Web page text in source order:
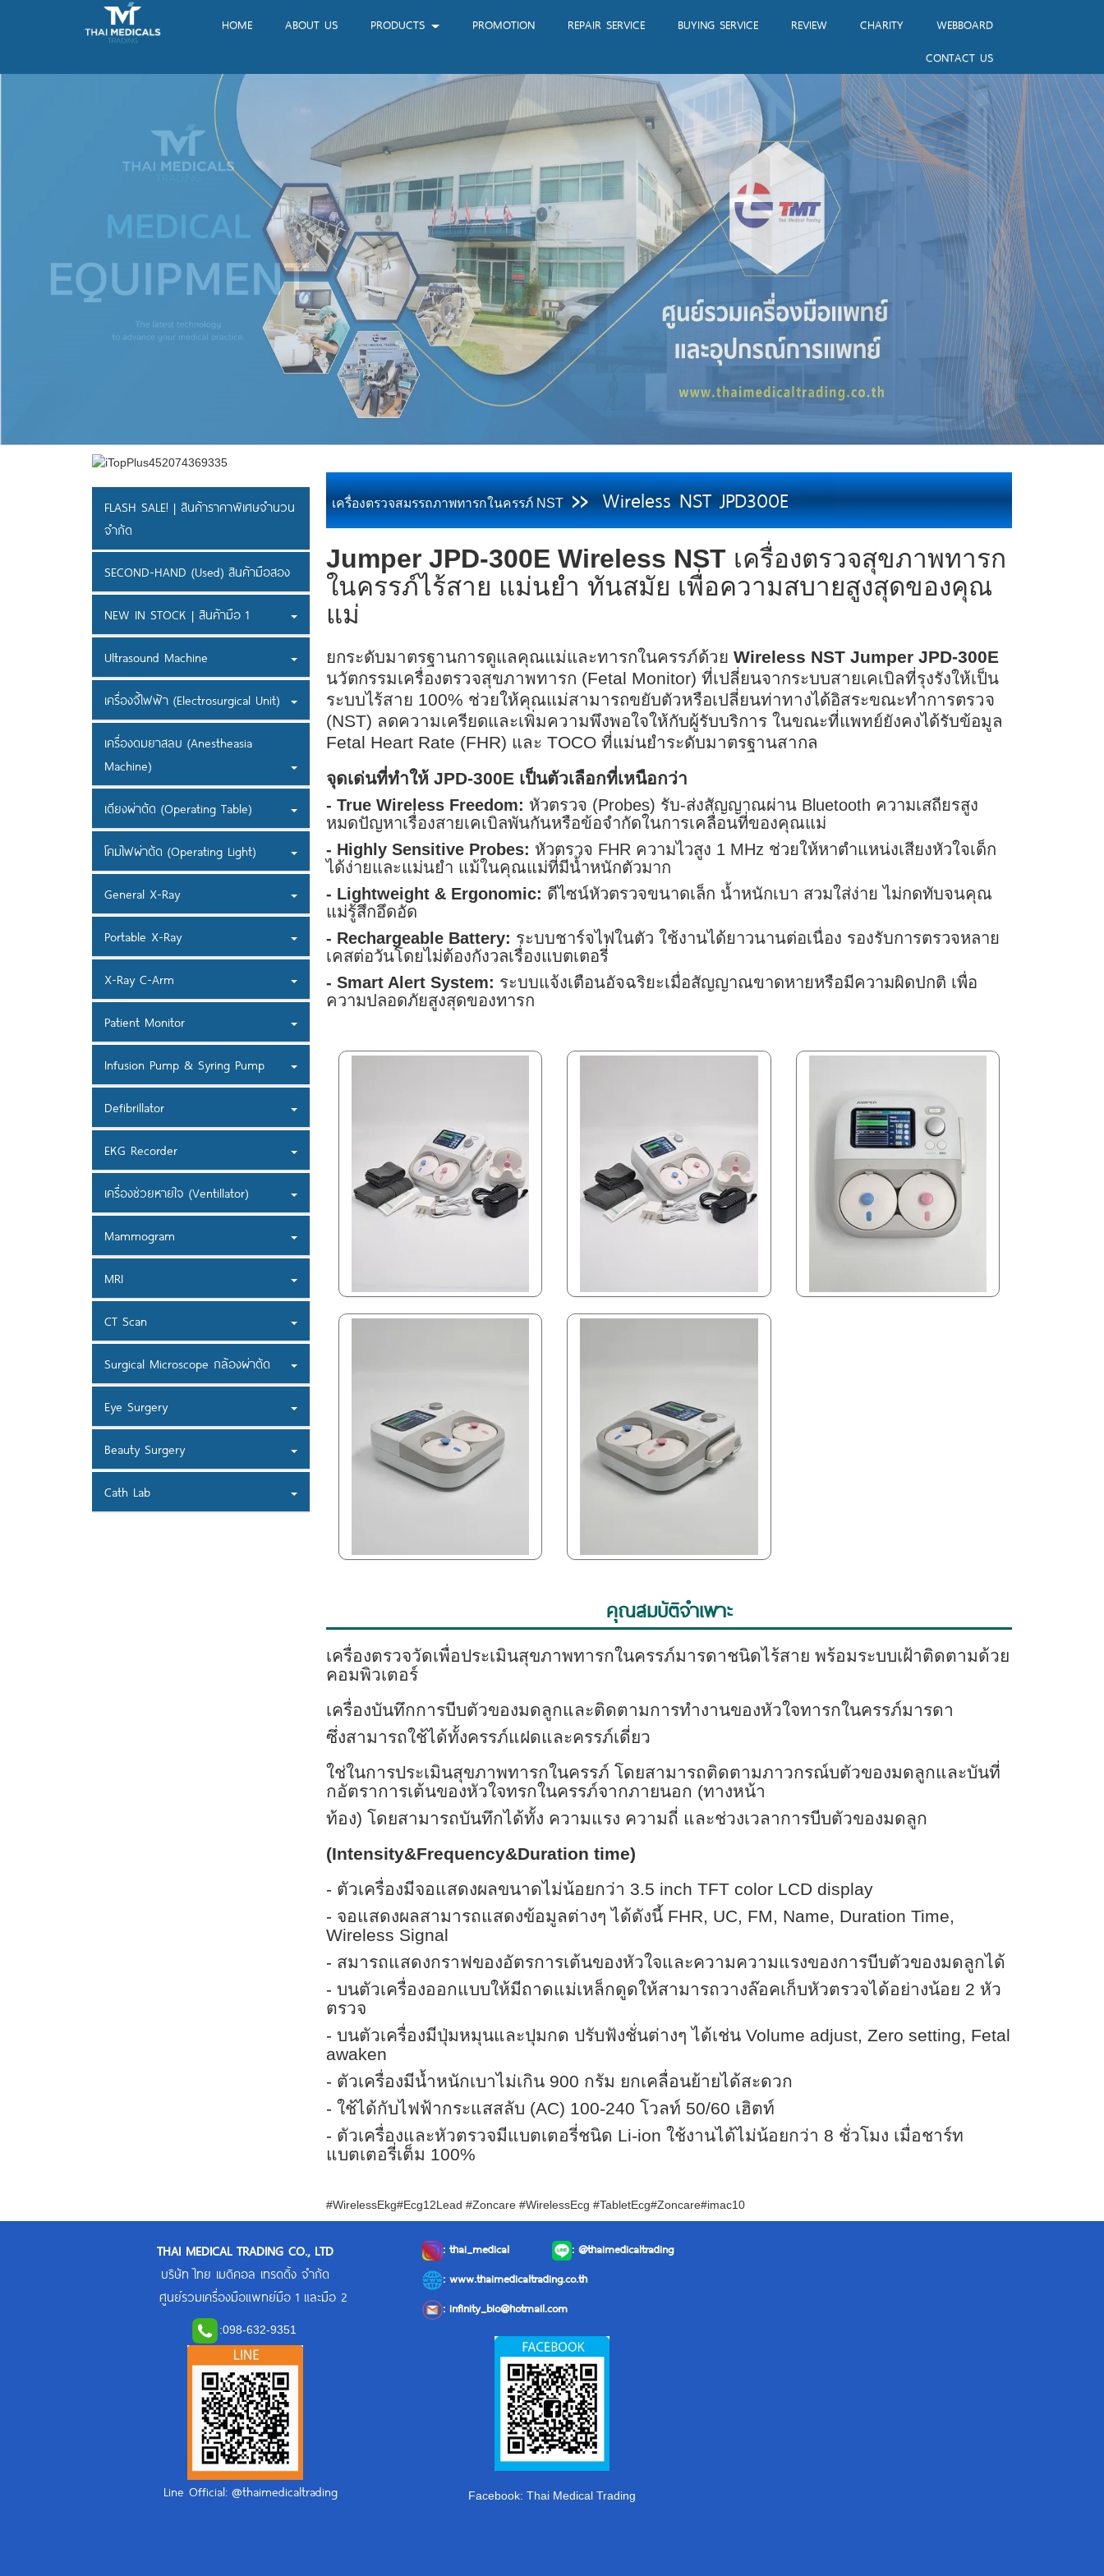
HOME ABOUT US PRODUCTS PROMOTION REPAIR SERVICE BUYING SERVICE REVIEW CHARITY
WEBBOARD
CONTACT US
FLASH SALE! | สินค้าราคาพิเศษจำนวน
จำกัด
SECOND-HAND (Used) สินค้ามือสอง
NEW IN STOCK | สินค้ามือ 1
Ultrasound Machine
เครื่องจี้ไฟฟ้า (Electrosurgical Unit)
เครื่องดมยาสลบ (Anestheasia
Machine)
เตียงผ่าตัด (Operating Table)
โคมไฟผ่าตัด (Operating Light)
General X-Ray
Portable X-Ray
X-Ray C-Arm
Patient Monitor
Infusion Pump & Syring Pump
Defibrillator
EKG Recorder
เครื่องช่วยหายใจ (Ventillator)
Mammogram
MRI
CT Scan
Surgical Microscope กล้องผ่าตัด
Eye Surgery
Beauty Surgery
Cath Lab
เครื่องตรวจสมรรถภาพทารกในครรภ์ NST >>Wireless NST JPD300E
Jumper JPD-300E Wireless NST เครื่องตรวจสุขภาพทารก
ในครรภ์ไร้สาย แม่นยำ ทันสมัย เพื่อความสบายสูงสุดของคุณ
แม่
ยกระดับมาตรฐานการดูแลคุณแม่และทารกในครรภ์ด้วย Wireless NST Jumper JPD-300E
นวัตกรรมเครื่องตรวจสุขภาพทารก (Fetal Monitor) ที่เปลี่ยนจากระบบสายเคเบิลที่รุงรังให้เป็น
ระบบไร้สาย 100% ช่วยให้คุณแม่สามารถขยับตัวหรือเปลี่ยนท่าทางได้อิสระขณะทำการตรวจ
(NST) ลดความเครียดและเพิ่มความพึงพอใจให้กับผู้รับบริการ ในขณะที่แพทย์ยังคงได้รับข้อมูล
Fetal Heart Rate (FHR) และ TOCO ที่แม่นยำระดับมาตรฐานสากล
จุดเด่นที่ทำให้ JPD-300E เป็นตัวเลือกที่เหนือกว่า
- True Wireless Freedom: หัวตรวจ (Probes) รับ-ส่งสัญญาณผ่าน Bluetooth ความเสถียรสูง
หมดปัญหาเรื่องสายเคเบิลพันกันหรือข้อจำกัดในการเคลื่อนที่ของคุณแม่
- Highly Sensitive Probes: หัวตรวจ FHR ความไวสูง 1 MHz ช่วยให้หาตำแหน่งเสียงหัวใจเด็ก
ได้ง่ายและแม่นยำ แม้ในคุณแม่ที่มีน้ำหนักตัวมาก
- Lightweight & Ergonomic: ดีไซน์หัวตรวจขนาดเล็ก น้ำหนักเบา สวมใส่ง่าย ไม่กดทับจนคุณ
แม่รู้สึกอึดอัด
- Rechargeable Battery: ระบบชาร์จไฟในตัว ใช้งานได้ยาวนานต่อเนื่อง รองรับการตรวจหลาย
เคสต่อวันโดยไม่ต้องกังวลเรื่องแบตเตอรี่
- Smart Alert System: ระบบแจ้งเตือนอัจฉริยะเมื่อสัญญาณขาดหายหรือมีความผิดปกติ เพื่อ
ความปลอดภัยสูงสุดของทารก
คุณสมบัติจำเพาะ
เครื่องตรวจวัดเพื่อประเมินสุขภาพทารกในครรภ์มารดาชนิดไร้สาย พร้อมระบบเฝ้าติดตามด้วย
คอมพิวเตอร์
เครื่องบันทึกการบีบตัวของมดลูกและติดตามการทำงานของหัวใจทารกในครรภ์มารดา
ซึ่งสามารถใช้ได้ทั้งครรภ์แฝดและครรภ์เดี่ยว
ใช่ในการประเมินสุขภาพทารกในครรภ์ โดยสามารถติดตามภาวกรณ์บตัวของมดลูกและบันที่
กอัตราการเต้นของหัวใจทรกในครรภ์จากภายนอก (ทางหน้า
ท้อง) โดยสามารถบันทึกได้ทั้ง ความแรง ความถี่ และช่วงเวลาการบีบตัวของมดลูก
(Intensity&Frequency&Duration time)
- ตัวเครื่องมีจอแสดงผลขนาดไม่น้อยกว่า 3.5 inch TFT color LCD display
- จอแสดงผลสามารถแสดงข้อมูลต่างๆ ได้ดังนี้ FHR, UC, FM, Name, Duration Time,
Wireless Signal
- สมารถแสดงกราฟของอัตรการเต้นของหัวใจและความความแรงของการบีบตัวของมดลูกได้
- บนตัวเครื่องออกแบบให้มีถาดแม่เหล็กดูดให้สามารถวางล๊อคเก็บหัวตรวจได้อย่างน้อย 2 หัว
ตรวจ
- บนตัวเครื่องมีปุ่มหมุนและปุมกด ปรับฟังชั่นต่างๆ ได้เช่น Volume adjust, Zero setting, Fetal
awaken
- ตัวเครื่องมีน้ำหนักเบาไม่เกิน 900 กรัม ยกเคลื่อนย้ายได้สะดวก
- ใช้ได้กับไฟฟ้ากระแสสลับ (AC) 100-240 โวลท์ 50/60 เฮิตท์
- ตัวเครื่องและหัวตรวจมีแบตเตอรี่ชนิด Li-ion ใช้งานได้ไม่น้อยกว่า 8 ชั่วโมง เมื่อชาร์ท
แบตเตอรี่เต็ม 100%
#WirelessEkg#Ecg12Lead #Zoncare #WirelessEcg #TabletEcg#Zoncare#imac10
THAI MEDICAL TRADING CO., LTD
บริษัท ไทย เมดิคอล เทรดดิ้ง จำกัด
ศูนย์รวมเครื่องมือแพทย์มือ 1 และมือ 2
:098-632-9351
Line Official: @thaimedicaltrading
: thai_medical :@thaimedicaltrading
: www.thaimedicaltrading.co.th
: infinity_bio@hotmail.com
Facebook: Thai Medical Trading